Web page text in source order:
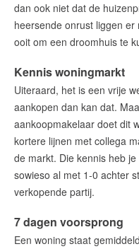
English?
dan ook niet dat de
heersende onrust liggen
ooit om een droomhuis te
Kennis woningmarkt
Uiteraard, het is een vrije
aankopen dan kan dat.
aankoopmakelaar doet dit
kortere lijnen met collega
de markt. Die kennis heb
sowieso al met 1-0 achter
verkopende partij.
7 dagen voorsprong
Een woning staat